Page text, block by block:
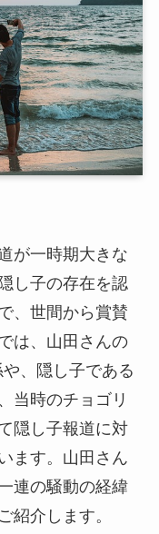
が一時期大きな
し子の存在を認
、世間から賞賛
は、山田さんの
、隠し子である
当時のチョゴリ
隠し子報道に対
ます。山田さん
連の騒動の経緯
紹介します。